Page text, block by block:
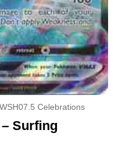
Celebrations
Surfing